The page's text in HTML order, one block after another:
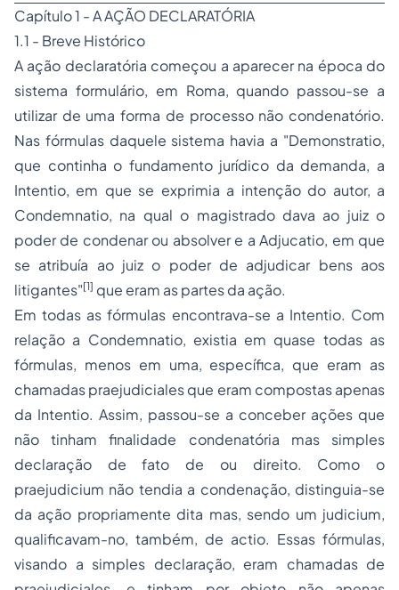
Capítulo 1 - A AÇÃO DECLARATÓRIA
1.1 - Breve Histórico
A ação declaratória começou a aparecer na época do
sistema formulário, em Roma, quando passou-se a
utilizar de uma forma de processo não condenatório.
Nas fórmulas daquele sistema havia a "Demonstratio,
que continha o fundamento jurídico da demanda, a
Intentio, em que se exprimia a intenção do autor, a
Condemnatio, na qual o magistrado dava ao juiz o
poder de condenar ou absolver e a Adjucatio, em que
se atribuía ao juiz o poder de adjudicar bens aos
litigantes"[1] que eram as partes da ação.
Em todas as fórmulas encontrava-se a Intentio. Com
relação a Condemnatio, existia em quase todas as
fórmulas, menos em uma, específica, que eram as
chamadaspraejudicialesque eram compostas apenas
da Intentio. Assim, passou-se a conceber ações que
não tinham finalidade condenatória mas simples
declaração de fato de ou direito. Como o
praejudicium não tendia a condenação, distinguia-se
da ação propriamente dita mas, sendo um judicium,
qualificavam-no, também, de actio. Essas fórmulas,
visando a simples declaração, eram chamadas de